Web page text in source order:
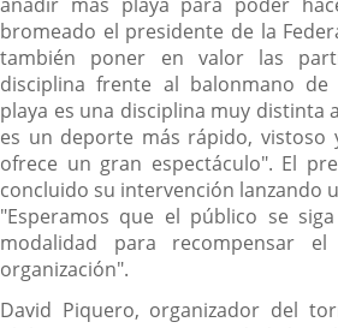
añadir más playa para poder
bromeado el presidente de la
también poner en valor las
disciplina frente al balonmano de
playa es una disciplina muy distinta
es un deporte más rápido, vistoso
ofrece un gran espectáculo". El
concluido su intervención lanzando
"Esperamos que el público se
modalidad para recompensar
organización".
David Piquero, organizador del